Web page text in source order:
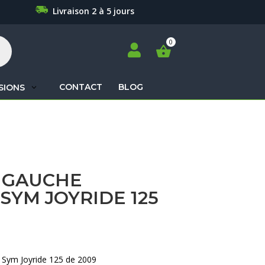
Livraison 2 à 5 jours

CONTACT BLOG
JOYRIDE 125
Joyride 125 de 2009